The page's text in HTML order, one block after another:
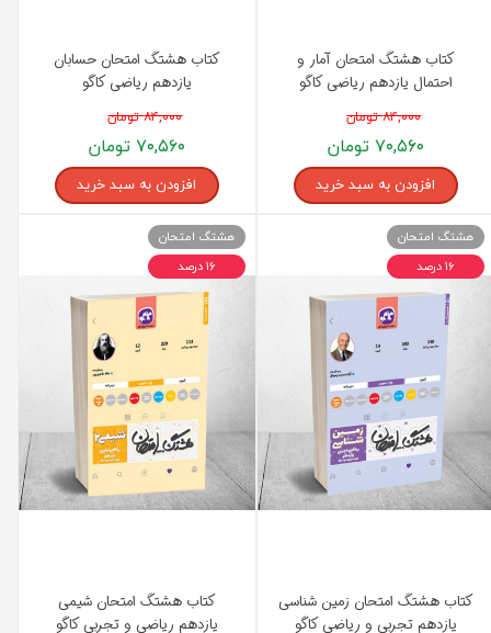
کتاب هشتگ امتحان آمار و
احتمال یازدهم ریاضی کاگو
۸۴,۰۰۰ تومان
۷۰,۵۶۰ تومان
افزودن به سبد خرید
کتاب هشتگ امتحان حسابان
یازدهم ریاضی کاگو
۸۴,۰۰۰ تومان
۷۰,۵۶۰ تومان
افزودن به سبد خرید
کتاب هشتگ امتحان زمین شناسی
یازدهم تجربی و ریاضی کاگو
هشتگ امتحان
۱۶ درصد
کتاب هشتگ امتحان شیمی
یازدهم ریاضی و تجربی کاگو
هشتگ امتحان
۱۶ درصد